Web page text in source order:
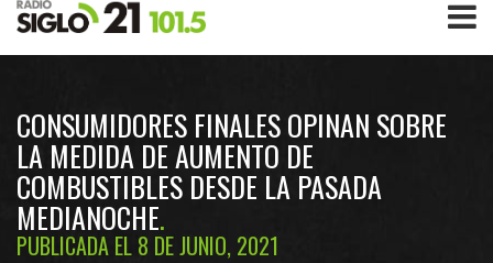
CONSUMIDORES FINALES OPINAN SOBRE
LA MEDIDA DE AUMENTO DE
COMBUSTIBLES DESDE LA PASADA
MEDIANOCHE
PUBLICADA EL 8 DE JUNIO, 2021